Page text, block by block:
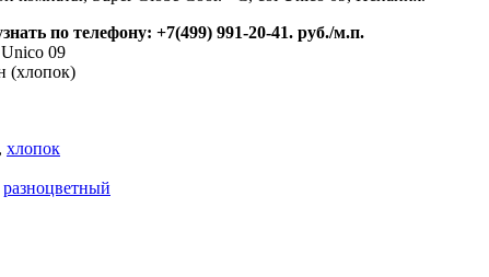
по телефону: +7(499) 991-20-41. руб./м.п.
09
(хлопок)
, хлопок
разноцветный